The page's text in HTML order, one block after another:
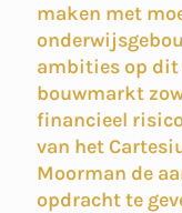
maken met
ambities op dit
bouwmarkt
financieel
van het
Moorman de
opdracht te